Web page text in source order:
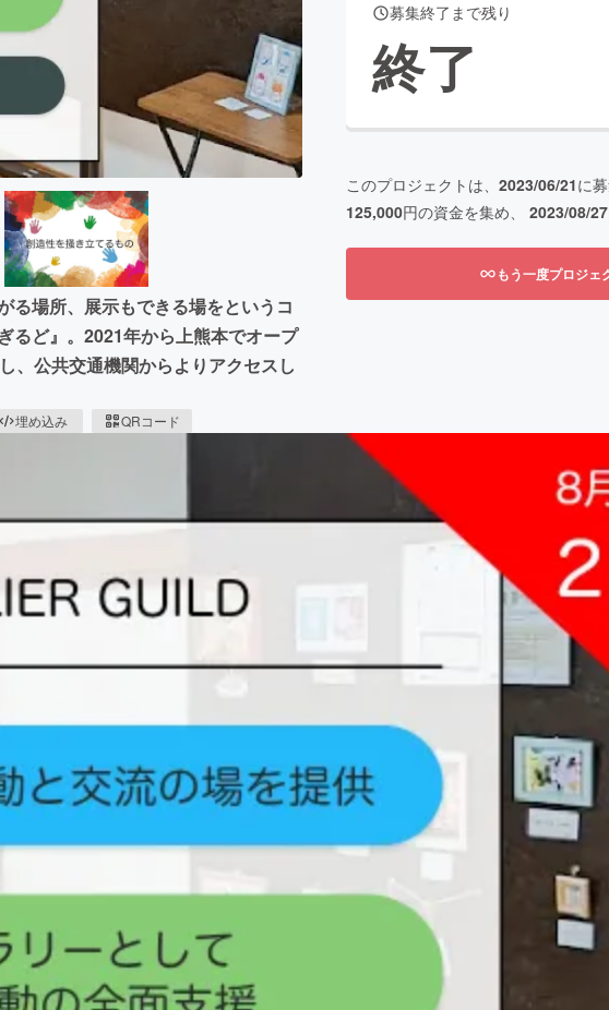
CAMPFIRE for Social Good
CAMPFIRE Creation
CAMPFIREふるさと納税
machi-yaコミュニティ
る場所、展示もできる場をというコ
るど』。2021年から上熊本でオープ
、公共交通機関からよりアクセスし
埋め込み QRコード
募集終了まで残り
終了
このプロジェクトは、 2023/06/21に
125,000円の資金を集め、 2023/08/27
もう一度プロジェ